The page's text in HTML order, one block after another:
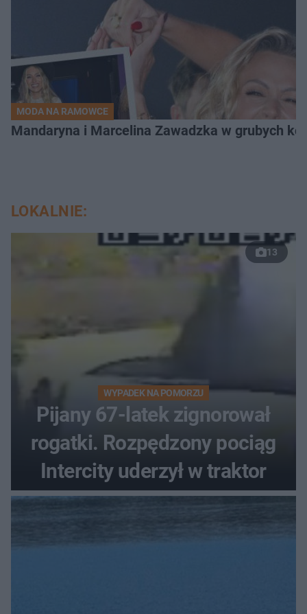
MODA NA RAMOWCE
Mandaryna i Marcelina Zawadzka w grubych
LOKALNIE:
13
WYPADEK NA POMORZU
Pijany 67-latek zignorował
rogatki. Rozpędzony pociąg
Intercity uderzył w traktor